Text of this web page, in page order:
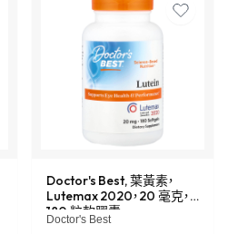
Doctor's Best, 葉黃素，
Lutemax 2020，20 毫克，
180 粒軟膠囊
Doctor's Best